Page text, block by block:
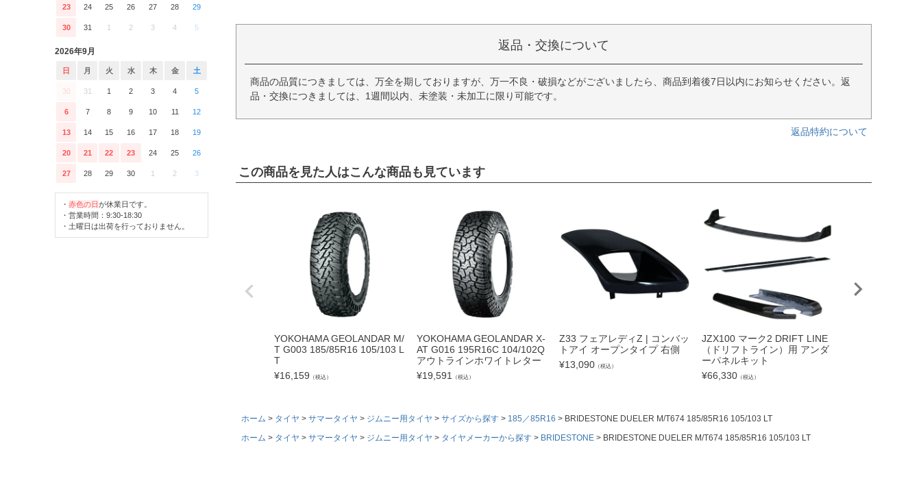
23 24 25 26 27 28 29
30 31 1 2 3 4 5
2026年9月
日 月 火 水 木 金 土
30 31 1 2 3 4 5
6 7 8 9 10 11 12
13 14 15 16 17 18 19
20 21 22 23 24 25 26
27 28 29 30 1 2 3
・ 赤色の日が休業日です。
・営業時間：9:30-18:30
・土曜日は出荷を行っておりません。
返品・交換について
商品の品質につきましては、万全を期しておりますが、万一不良・破損などがございましたら、商品到着後7日以内にお知らせください。返
品・交換につきましては、1週間以内、未塗装・未加工に限り可能です。
返品特約について
この商品を見た人はこんな商品も見ています
YOKOHAMA GEOLANDAR M/
T G003 185/85R16 105/103 L
T
¥16,159 （税込）
YOKOHAMA GEOLANDAR X-
AT G016 195R16C 104/102Q
アウトラインホワイトレター
¥19,591 （税込）
Z33 フェアレディZ | コンバッ
トアイ オープンタイプ 右側
¥13,090 （税込）
JZX100 マーク2 DRIFT LINE
（ドリフトライン）用 アンダ
ーパネルキット
¥66,330 （税込）
ホーム タイヤ サマータイヤ ジムニー用タイヤ サイズから探す 185／85R16
BRIDESTONE DUELER M/T674 185/85R16 105/103 LT
ホーム
タイヤ サマータイヤ ジムニー用タイヤ タイヤメーカーから探す BRIDESTONE BRIDESTONE DUELER M/T674 185/85R16 105/103 LT